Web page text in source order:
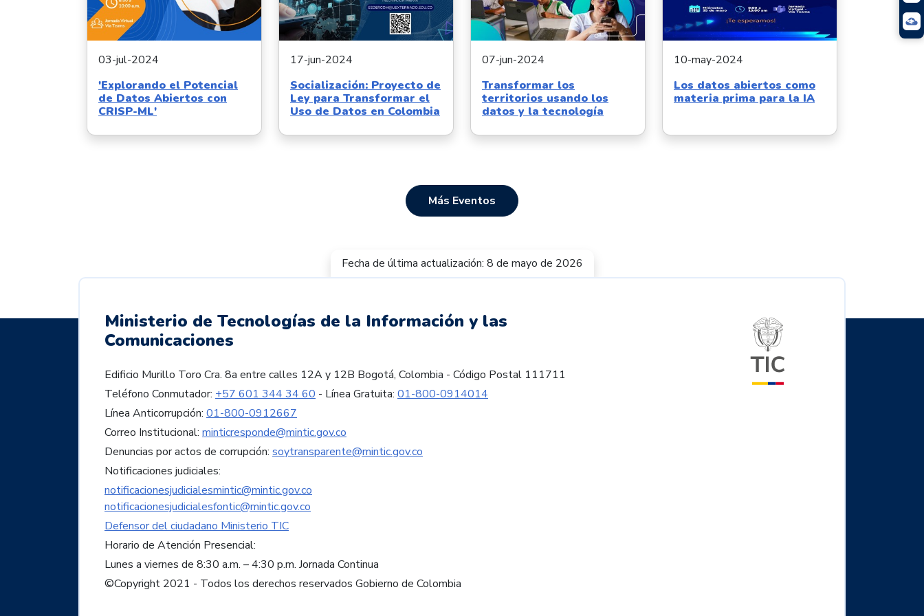
03-jul-2024
'Explorando el Potencial
de Datos Abiertos con
CRISP-ML'
17-jun-2024
Socialización: Proyecto de
Ley para Transformar el
Uso de Datos en Colombia
07-jun-2024
Transformar los
territorios usando los
datos y la tecnología
10-may-2024
Los datos abiertos como
materia prima para la IA
Más Eventos
Fecha de última actualización: 8 de mayo de 2026
Ministerio de Tecnologías de la Información y las
Comunicaciones
Edificio Murillo Toro Cra. 8a entre calles 12A y 12B Bogotá, Colombia - Código Postal 111711
Teléfono Conmutador: +57 601 344 34 60 - Línea Gratuita: 01-800-0914014
Línea Anticorrupción: 01-800-0912667
Correo Institucional: minticresponde@mintic.gov.co
Denuncias por actos de corrupción: soytransparente@mintic.gov.co
Notificaciones judiciales:
notificacionesjudicialesmintic@mintic.gov.co
notificacionesjudicialesfontic@mintic.gov.co
Defensor del ciudadano Ministerio TIC
Horario de Atención Presencial:
Lunes a viernes de 8:30 a.m. – 4:30 p.m. Jornada Continua
©Copyright 2021 - Todos los derechos reservados Gobierno de Colombia